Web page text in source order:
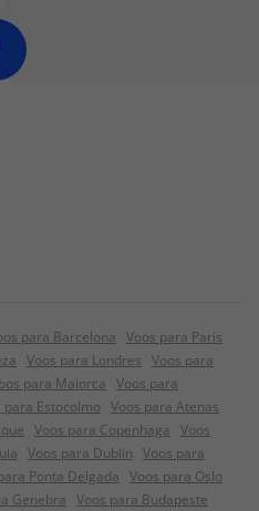
para Barcelona Voos para Paris
Voos para Londres Voos para
para Maiorca Voos para
para Estocolmo Voos para Atenas
Voos para Copenhaga Voos
Voos para Dublin Voos para
Ponta Delgada Voos para Oslo
Genebra Voos para Budapeste